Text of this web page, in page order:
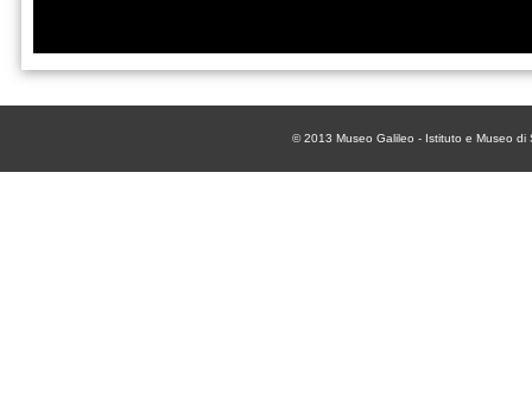
© 2013 Museo Galileo - Istituto e Museo di